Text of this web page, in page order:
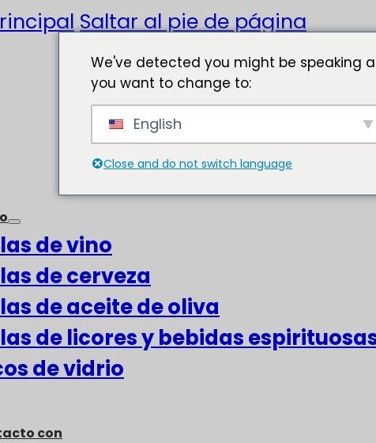
Saltar al pie de página
de vino
de cerveza
de aceite de oliva
de licores y bebidas
de vidrio
con
We've detected you might be speaking
you want to change to:
English
Close and do not switch language